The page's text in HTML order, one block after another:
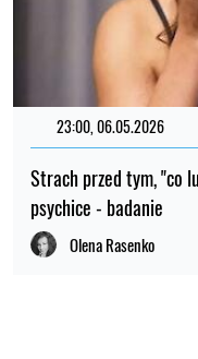
23:00, 06.05.2026
Strach przed tym, "co
psychice - badanie
Olena Rasenko